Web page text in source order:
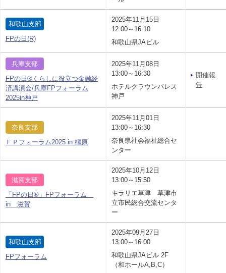
和歌山支部
FPの日(R)
2025年11月15日
12:00～16:10
和歌山県JAビル
兵庫支部
FPの日®くらしに役立つ金融経
済講演会/兵庫FPフォーラム
2025in神戸
2025年11月08日
13:00～16:30
ホテルクラウンパレス
神戸
開催報
告
奈良支部
ＦＰフォーラム2025 in 橿原
2025年11月01日
13:00～16:30
奈良県社会福祉総合セ
ンター
滋賀支部
「FPの日®」FPフォーラム
in 滋賀
2025年10月12日
13:00～15:50
キラリエ草津 草津市
立市民総合交流センタ
ー
和歌山支部
FPフォーラム
2025年09月27日
13:00～16:00
和歌山県JAビル 2F
（和ホールA,B,C）